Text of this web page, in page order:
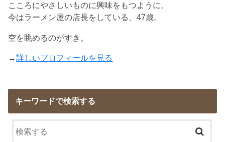
こころにやさしいものに興味をもつように。
今はラーメン屋の店長をしている、47歳。
空を眺めるのがすき。
→詳しいプロフィールを見る
キーワードで検索する